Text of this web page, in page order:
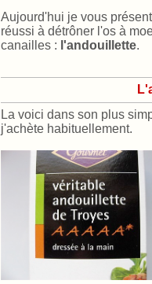
Aujourd'hui je vous
réussi à détrôner l'os à
canailles : l'andouillette.
La voici dans son plus
j'achète habituellement.